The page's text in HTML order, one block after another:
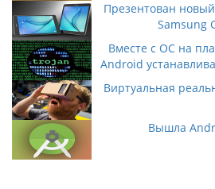
Презентован
Samsung
Вместе с ОС на
Android
Виртуальная
Вышла